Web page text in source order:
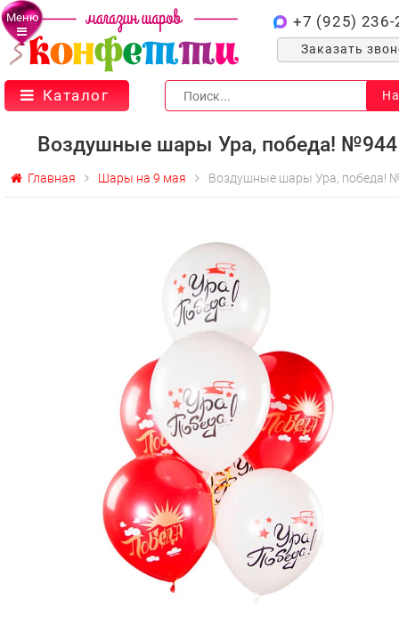
Меню +7 (925) 236-
Заказать
Каталог
Воздушные шары Ура, победа! №944
Главная Шары на 9 мая Воздушные шары Ура, победа!